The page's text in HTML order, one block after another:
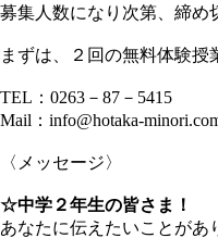
募集人数になり次第、締め
まずは、２回の無料体験授
TEL：0263－87－5415
Mail：info@hotaka-
〈メッセージ〉
☆中学２年生の皆さま！
あなたに伝えたいことがあ